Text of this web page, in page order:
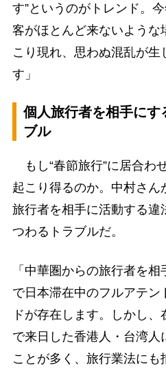
す”というのがトレンド。
客がほとんど来ないような
こり現れ、思わぬ混乱が生
す」
個人旅行者を相手にす
ブル
もし“春節旅行”に居合わ
起こり得るのか。中村さん
旅行者を相手に活動する違
つわるトラブルだ。
「中華圏からの旅行者を
で日本滞在中のフルアテン
ドが存在します。しかし
で来日した香港人・台湾人
ことが多く、旅行業法にも